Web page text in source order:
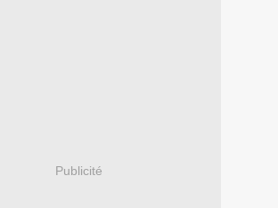
Publicité